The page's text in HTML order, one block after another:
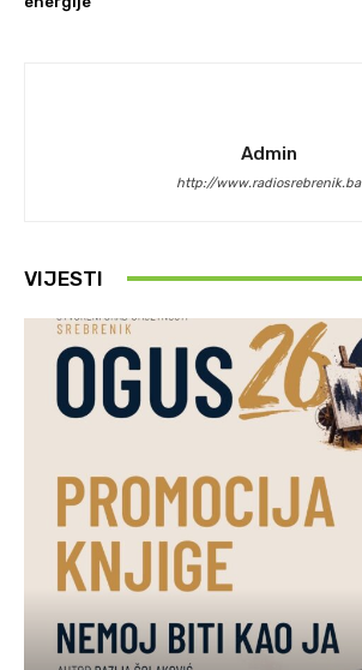
Admin
http://www.radiosrebrenik.ba
VIJESTI